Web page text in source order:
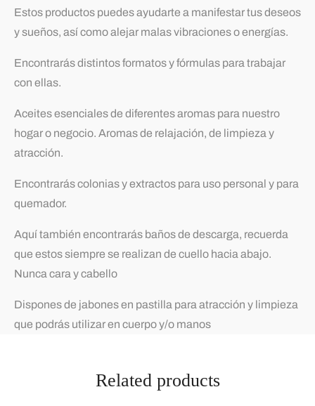
Estos productos puedes ayudarte a manifestar tus deseos
y sueños, así como alejar malas vibraciones o energías.
Encontrarás distintos formatos y fórmulas para trabajar
con ellas.
Aceites esenciales de diferentes aromas para nuestro
hogar o negocio. Aromas de relajación, de limpieza y
atracción.
Encontrarás colonias y extractos para uso personal y para
quemador.
Aquí también encontrarás baños de descarga, recuerda
que estos siempre se realizan de cuello hacia abajo.
Nunca cara y cabello
Dispones de jabones en pastilla para atracción y limpieza
que podrás utilizar en cuerpo y/o manos
Related products